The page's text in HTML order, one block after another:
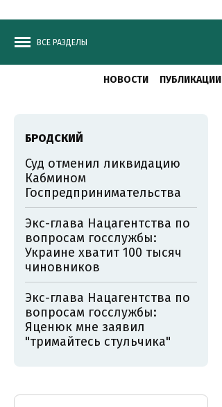
ВСЕ РАЗДЕЛЫ
НОВОСТИ ПУБЛИКАЦИИ
БРОДСКИЙ
Суд отменил ликвидацию
Кабмином
Госпредпринимательства
Экс-глава Нацагентства по
вопросам госслужбы:
Украине хватит 100 тысяч
чиновников
Экс-глава Нацагентства по
вопросам госслужбы:
Яценюк мне заявил
"тримайтесь стульчика"